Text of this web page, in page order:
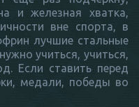
и железная хватка,
вне спорта, в
лучшие стальные
учиться, учиться,
Если ставить перед
медали, победы во